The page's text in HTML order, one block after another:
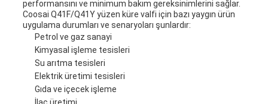
performansını ve minimum bakım gereksinimlerini sağlar.
Coosai Q41F/Q41Y yüzen küre valfi için bazı yaygın ürün
uygulama durumları ve senaryoları şunlardır:
Petrol ve gaz sanayi
Kimyasal işleme tesisleri
Su arıtma tesisleri
Elektrik üretimi tesisleri
Gıda ve içecek işleme